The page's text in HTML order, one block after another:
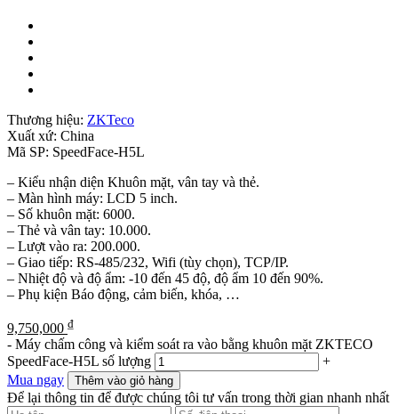
Thương hiệu: ZKTeco
Xuất xứ: China
Mã SP: SpeedFace-H5L
– Kiểu nhận diện Khuôn mặt, vân tay và thẻ.
– Màn hình máy: LCD 5 inch.
– Số khuôn mặt: 6000.
– Thẻ và vân tay: 10.000.
– Lượt vào ra: 200.000.
– Giao tiếp: RS-485/232, Wifi (tùy chọn), TCP/IP.
– Nhiệt độ và độ ẩm: -10 đến 45 độ, độ ẩm 10 đến 90%.
– Phụ kiện Báo động, cảm biến, khóa, …
9,750,000 ₫
- Máy chấm công và kiểm soát ra vào bằng khuôn mặt ZKTECO
SpeedFace-H5L số lượng
+
Mua ngay
Thêm vào giỏ hàng
Để lại thông tin để được chúng tôi tư vấn trong thời gian nhanh nhất